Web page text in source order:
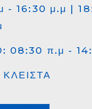
- 16:30 μ.μ |
08:30 π.μ -